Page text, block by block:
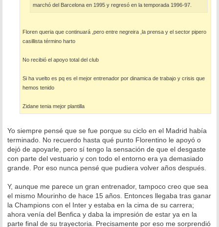
marchó del Barcelona en 1995 y regresó en la temporada 1996-97.
Floren queria que continuará ,pero entre negreira ,la prensa y el sector pipero
casillista término harto
No recibió el apoyo total del club
Si ha vuelto es pq es el mejor entrenador por dinamica de trabajo y crisis que
hemos tenido
Zidane tenia mejor plantilla
Yo siempre pensé que se fue porque su ciclo en el Madrid había
terminado. No recuerdo hasta qué punto Florentino le apoyó o
dejó de apoyarle, pero sí tengo la sensación de que el desgaste
con parte del vestuario y con todo el entorno era ya demasiado
grande. Por eso nunca pensé que pudiera volver años después.
Y, aunque me parece un gran entrenador, tampoco creo que sea
el mismo Mourinho de hace 15 años. Entonces llegaba tras ganar
la Champions con el Inter y estaba en la cima de su carrera;
ahora venía del Benfica y daba la impresión de estar ya en la
parte final de su trayectoria. Precisamente por eso me sorprendió